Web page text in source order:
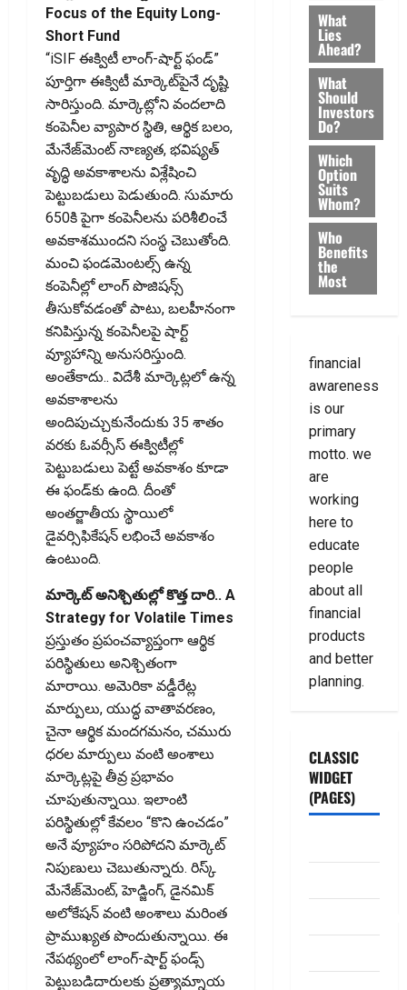
Focus of the Equity Long-
Short Fund
“iSIF ఈక్విటీ లాంగ్-షార్ట్ ఫండ్”
పూర్తిగా ఈక్విటీ మార్కెట్‌పైనే దృష్టి
సారిస్తుంది. మార్కెట్లోని వందలాది
కంపెనీల వ్యాపార స్థితి, ఆర్థిక బలం,
మేనేజ్‌మెంట్‌ నాణ్యత, భవిష్యత్‌
వృద్ధి అవకాశాలను విశ్లేషించి
పెట్టుబడులు పెడుతుంది. సుమారు
650కి పైగా కంపెనీలను పరిశీలించే
అవకాశముందని సంస్థ చెబుతోంది.
మంచి ఫండమెంటల్స్‌ ఉన్న
కంపెనీల్లో లాంగ్‌ పొజిషన్స్‌
తీసుకోవడంతో పాటు, బలహీనంగా
కనిపిస్తున్న కంపెనీలపై షార్ట్‌
వ్యూహాన్ని అనుసరిస్తుంది.
అంతేకాదు.. విదేశీ మార్కెట్లలో ఉన్న
అవకాశాలను
అందిపుచ్చుకునేందుకు 35 శాతం
వరకు ఓవర్సీస్‌ ఈక్విటీల్లో
పెట్టుబడులు పెట్టే అవకాశం కూడా
ఈ ఫండ్‌కు ఉంది. దీంతో
అంతర్జాతీయ స్థాయిలో
డైవర్సిఫికేషన్‌ లభించే అవకాశం
ఉంటుంది.
మార్కెట్‌ అనిశ్చితుల్లో కొత్త దారి.. A
Strategy for Volatile Times
ప్రస్తుతం ప్రపంచవ్యాప్తంగా ఆర్థిక
పరిస్థితులు అనిశ్చితంగా
మారాయి. అమెరికా వడ్డీరేట్ల
మార్పులు, యుద్ధ వాతావరణం,
చైనా ఆర్థిక మందగమనం, చమురు
ధరల మార్పులు వంటి అంశాలు
మార్కెట్లపై తీవ్ర ప్రభావం
చూపుతున్నాయి. ఇలాంటి
పరిస్థితుల్లో కేవలం “కొని ఉంచడం”
అనే వ్యూహం సరిపోదని మార్కెట్‌
నిపుణులు చెబుతున్నారు. రిస్క్‌
మేనేజ్‌మెంట్‌, హెడ్జింగ్‌, డైనమిక్‌
అలోకేషన్‌ వంటి అంశాలు మరింత
ప్రాముఖ్యత పొందుతున్నాయి. ఈ
నేపథ్యంలో లాంగ్-షార్ట్‌ ఫండ్స్‌
పెట్టుబడిదారులకు ప్రత్యామ్నాయ
What
Lies
Ahead?
What
Should
Investors
Do?
Which
Option
Suits
Whom?
Who
Benefits
the
Most
financial
awareness
is our
primary
motto. we
are
working
here to
educate
people
about all
financial
products
and better
planning.
CLASSIC
WIDGET
(PAGES)